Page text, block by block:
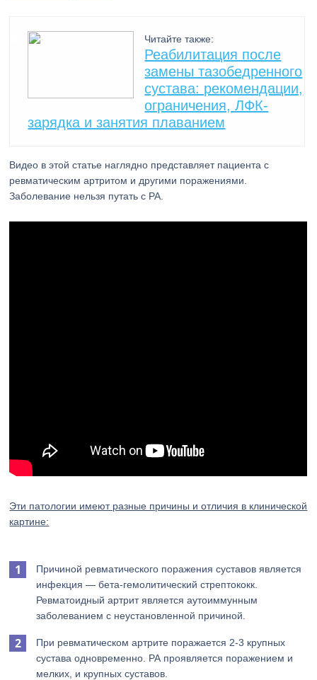
Читайте также:
Реабилитация после
замены тазобедренного
сустава: рекомендации,
ограничения, ЛФК-
зарядка и занятия плаванием
Видео в этой статье наглядно представляет пациента с
ревматическим артритом и другими поражениями.
Заболевание нельзя путать с РА.
Эти патологии имеют разные причины и отличия в клинической
картине:
Причиной ревматического поражения суставов является
инфекция — бета-гемолитический стрептококк.
Ревматоидный артрит является аутоиммунным
заболеванием с неустановленной причиной.
При ревматическом артрите поражается 2-3 крупных
сустава одновременно. РА проявляется поражением и
мелких, и крупных суставов.